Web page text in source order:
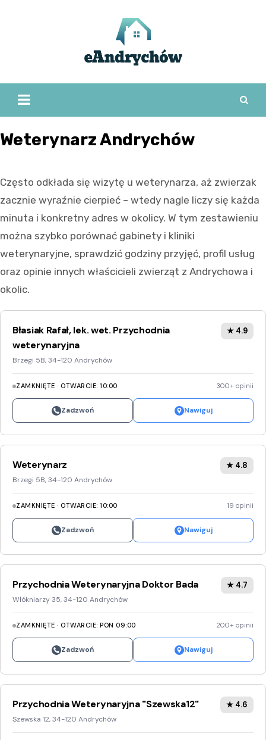
Weterynarz Andrychów
Często odkłada się wizytę u weterynarza, aż zwierzak
zacznie wyraźnie cierpieć – wtedy nagle liczy się każda
minuta i konkretny adres w okolicy. W tym zestawieniu
można szybko porównać gabinety i kliniki
weterynaryjne, sprawdzić godziny przyjęć, profil usług
oraz opinie innych właścicieli zwierząt z Andrychowa i
okolic.
Błasiak Rafał, lek. wet. Przychodnia
weterynaryjna
Brzegi 5B, 34-120 Andrychów
★ 4.9
ZAMKNIĘTE · OTWARCIE: 10:00 300+ opinii
Zadzwoń Nawiguj
Weterynarz
Brzegi 5B, 34-120 Andrychów
★ 4.8
ZAMKNIĘTE · OTWARCIE: 10:00 19 opinii
Zadzwoń Nawiguj
Przychodnia Weterynaryjna Doktor Bada
Włókniarzy 35, 34-120 Andrychów
★ 4.7
ZAMKNIĘTE · OTWARCIE: PON 09:00 200+ opinii
Zadzwoń Nawiguj
Przychodnia Weterynaryjna "Szewska12"
Szewska 12, 34-120 Andrychów
★ 4.6